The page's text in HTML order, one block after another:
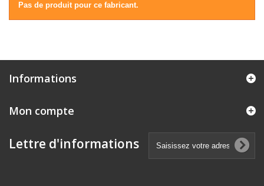
Pas de produit pour ce fabricant.
Informations
Mon compte
Lettre d'informations